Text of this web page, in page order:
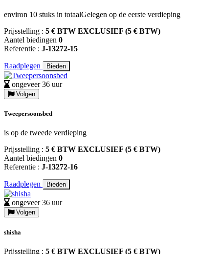
environ 10 stuks in totaalGelegen op de eerste verdieping
Prijsstelling : 5 € BTW EXCLUSIEF (5 € BTW)
Aantel biedingen 0
Referentie : J-13272-15
Raadplegen Bieden
ongeveer 36 uur
Volgen
Tweepersoonsbed
is op de tweede verdieping
Prijsstelling : 5 € BTW EXCLUSIEF (5 € BTW)
Aantel biedingen 0
Referentie : J-13272-16
Raadplegen Bieden
ongeveer 36 uur
Volgen
shisha
Prijsstelling : 5 € BTW EXCLUSIEF (5 € BTW)